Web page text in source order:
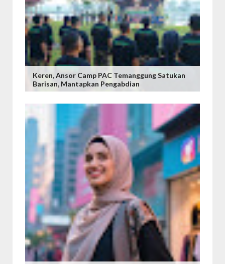
Keren, ‎Ansor Camp PAC Temanggung Satukan
Barisan, Mantapkan Pengabdian